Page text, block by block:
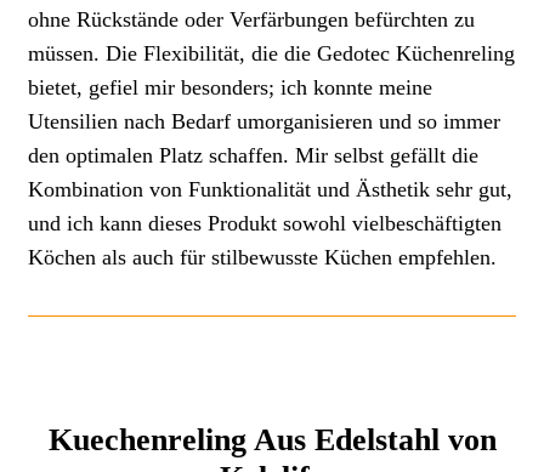
ohne Rückstände oder Verfärbungen befürchten zu
müssen. Die Flexibilität, die die Gedotec Küchenreling
bietet, gefiel mir besonders; ich konnte meine
Utensilien nach Bedarf umorganisieren und so immer
den optimalen Platz schaffen. Mir selbst gefällt die
Kombination von Funktionalität und Ästhetik sehr gut,
und ich kann dieses Produkt sowohl vielbeschäftigten
Köchen als auch für stilbewusste Küchen empfehlen.
Kuechenreling Aus Edelstahl von